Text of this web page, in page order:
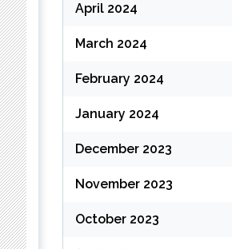
April 2024
March 2024
February 2024
January 2024
December 2023
November 2023
October 2023